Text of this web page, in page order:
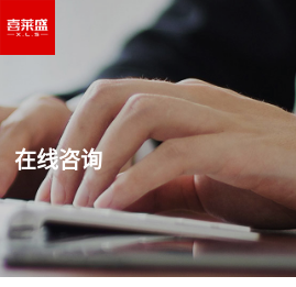
在线咨询